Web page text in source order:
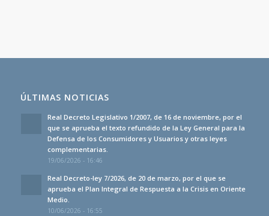
ÚLTIMAS NOTICIAS
Real Decreto Legislativo 1/2007, de 16 de noviembre, por el
que se aprueba el texto refundido de la Ley General para la
Defensa de los Consumidores y Usuarios y otras leyes
complementarias.
19/06/2026 - 16:46
Real Decreto-ley 7/2026, de 20 de marzo, por el que se
aprueba el Plan Integral de Respuesta a la Crisis en Oriente
Medio.
10/06/2026 - 16:55